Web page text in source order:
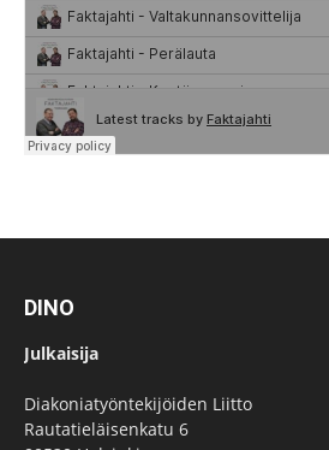
DINO
Julkaisija
Diakoniatyöntekijöiden Liitto
Rautatieläisenkatu 6